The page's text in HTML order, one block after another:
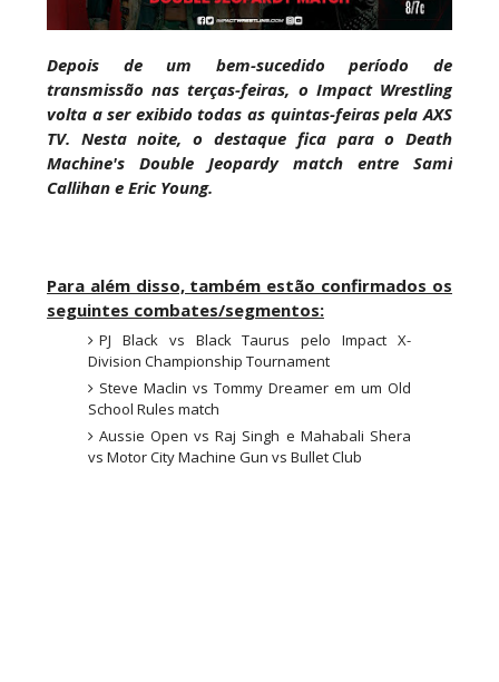
VITÓRIA IMPRESSIONANTE E DESAFIO LANÇADO
PARA O ALL IN: Willow Nightingale e The
Brawling Birds levam a melhor no Grand Slam
Mexico
Unknown - Aug 06 2026
VAGA GARANTIDA NO CASINO GAUNTLET:
Andrade El Idolo vence combate de tripla
ameaça no Grand Slam Mexico e é brutalizado
CAOS NO GRAND SLAM MEXICO: The Death
Riders vencem confronto caótico após confusão
entre Adam Copeland e Young Bucks
-Aug 06 2026
WWE: Lola Vice despede-se do NXT após derrota
Depois de um bem-sucedido período de
transmissão nas terças-feiras, o Impact Wrestling
volta a ser exibido todas as quintas-feiras pela AXS
TV. Nesta noite, o destaque fica para o Death
Machine's Double Jeopardy match entre Sami
Callihan e Eric Young.
Para além disso, também estão confirmados os
seguintes combates/segmentos:
PJ Black vs Black Taurus pelo Impact X-
Division Championship Tournament
Steve Maclin vs Tommy Dreamer em um Old
School Rules match
Aussie Open vs Raj Singh e Mahabali Shera
vs Motor City Machine Gun vs Bullet Club